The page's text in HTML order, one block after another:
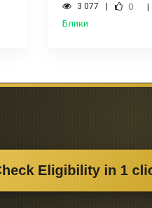
3 077 0
Блики